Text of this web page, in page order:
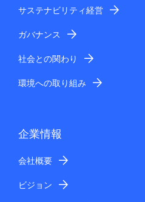
サステナビリティ経営
ガバナンス
社会との関わり
環境への取り組み
企業情報
会社概要
ビジョン